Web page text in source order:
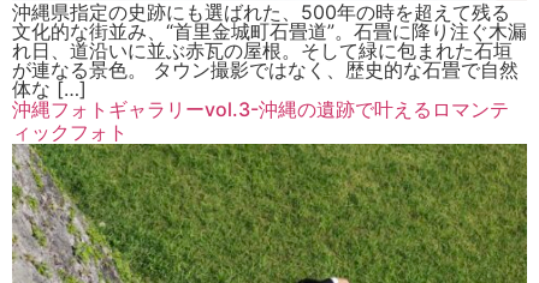
沖縄県指定の史跡にも選ばれた、500年の時を超えて残る
文化的な街並み、“首里金城町石畳道”。石畳に降り注ぐ木漏
れ日、道沿いに並ぶ赤瓦の屋根。そして緑に包まれた石垣
が連なる景色。 タウン撮影ではなく、歴史的な石畳で自然
体な […]
沖縄フォトギャラリーvol.3-沖縄の遺跡で叶えるロマンテ
ィックフォト